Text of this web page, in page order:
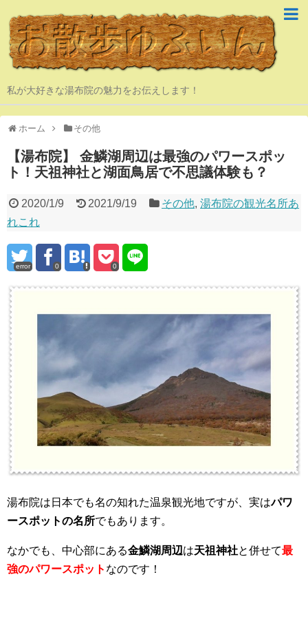
私が大好きな湯布院の魅力をお伝えします！
ホーム その他
【湯布院】 金鱗湖周辺は最強のパワースポッ
ト！天祖神社と湖面鳥居で不思議体験も？
2020/1/9 2021/9/19 その他,湯布院の観光名所あ
れこれ
error 0 0
湯布院は日本でも名の知れた温泉観光地ですが、実はパワ
ースポットの名所でもあります。
なかでも、中心部にある金鱗湖周辺は天祖神社と併せて最
強のパワースポット なのです！